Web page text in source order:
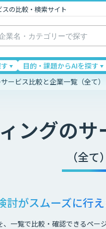
の比較・検索サイト
目的・課題からAIを探す
ービス比較と企業一覧（全て）
ングのサ
（全て）
討がスムーズに行
一覧で比較・確認できるペー